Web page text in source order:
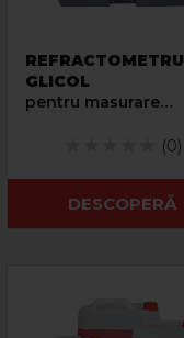
REFRACTOMETRU
GLICOL
pentru masurare
inghet/congelare(0)
DESCOPERĂ